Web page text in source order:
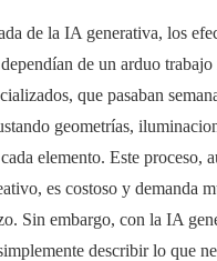
de la IA generativa, los
de un arduo trabajo
que pasaban
geometrías,
elemento. Este proceso,
es costoso y demanda
Sin embargo, con la IA
describir lo que